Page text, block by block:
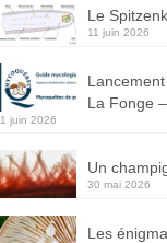
Le
11 juin 2026
Lancement
La Fonge
1 juin 2026
Un
30 mai 2026
Les